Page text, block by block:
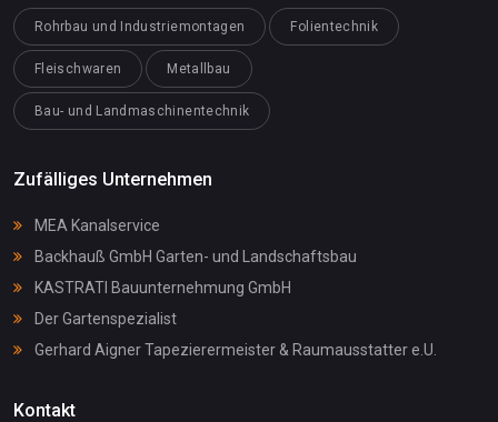
Rohrbau und Industriemontagen Folientechnik
Fleischwaren Metallbau
Bau- und Landmaschinentechnik
Zufälliges Unternehmen
MEA Kanalservice
Backhauß GmbH Garten- und Landschaftsbau
KASTRATI Bauunternehmung GmbH
Der Gartenspezialist
Gerhard Aigner Tapezierermeister & Raumausstatter e.U.
Kontakt